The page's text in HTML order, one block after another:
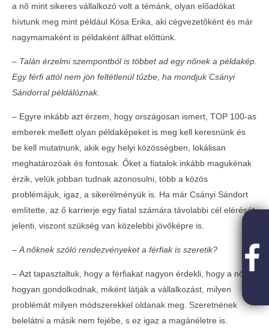
Aktív magyar szerepvállalás az OECD
legmagasabb szintű gazdaságpolitikai
fórumán a párizsi Ministerial Council
Meetingen
2017-
04-04
Zártkörű szakmai meetupot tartott a
FIVOSZ Építőipari és Ingatlan Bizottsága
2017-
2017-
Ipari és Gyártó Bizottság
2017-
a nő mint sikeres vállalkozó volt a témánk, olyan előadókat
hívtunk meg mint például Kósa Erika, aki cégvezetőként és már
nagymamaként is példaként állhat előttünk.
– Talán érzelmi szempontból is többet ad egy nőnek a példakép.
Egy férfi attól nem jön feltétlenül tűzbe, ha mondjuk Csányi
Sándorral példálóznak.
– Egyre inkább azt érzem, hogy országosan ismert, TOP 100-as
emberek mellett olyan példaképeket is meg kell keresnünk és
be kell mutatnunk, akik egy helyi közösségben, lokálisan
meghatározóak és fontosak. Őket a fiatalok inkább magukénak
érzik, velük jobban tudnak azonosulni, több a közös
problémájuk, igaz, a sikerélményük is. Ha már Csányi Sándort
említette, az ő karrierje egy fiatal számára távolabbi cél elérését
jelenti, viszont szükség van közelebbi jövőképre is.
– A nőknek szóló rendezvényeket a férfiak is szeretik?
– Azt tapasztaltuk, hogy a férfiakat nagyon érdekli, hogy a nők
hogyan gondolkodnak, miként látják a vállalkozást, milyen
problémát milyen módszerekkel oldanak meg. Szeretnének
belelátni a másik nem fejébe, s ez igaz a magánéletre is.